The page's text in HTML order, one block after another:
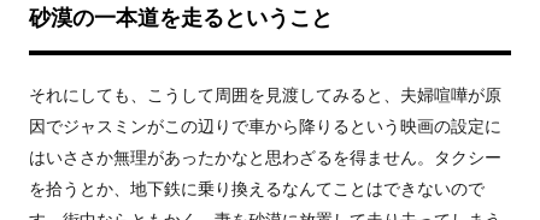
砂漠の一本道を走るということ
それにしても、こうして周囲を見渡してみると、夫婦喧嘩が原
因でジャスミンがこの辺りで車から降りるという映画の設定に
はいささか無理があったかなと思わざるを得ません。タクシー
を拾うとか、地下鉄に乗り換えるなんてことはできないので